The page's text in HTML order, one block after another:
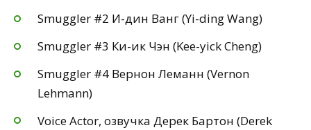
Smuggler #2 И-дин Ванг (Yi-ding Wang)
Smuggler #3 Ки-ик Чэн (Kee-yick Cheng)
Smuggler #4 Вернон Леманн (Vernon
Lehmann)
Voice Actor, озвучка Дерек Бартон (Derek